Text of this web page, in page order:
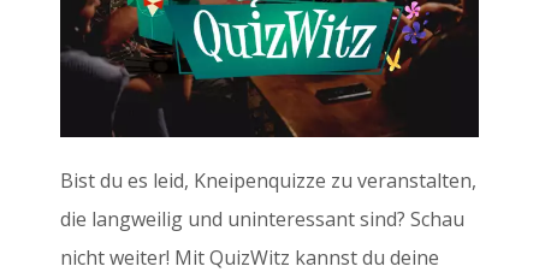
Bist du es leid, Kneipenquizze zu veranstalten,
die langweilig und uninteressant sind? Schau
nicht weiter! Mit QuizWitz kannst du deine